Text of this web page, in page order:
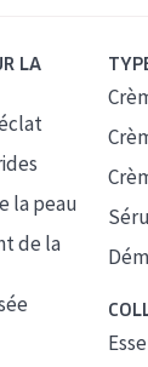
LA
la peau
de la